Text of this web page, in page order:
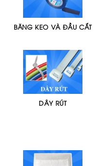
BĂNG KEO VÀ ĐẦU CẮT
DÂY RÚT